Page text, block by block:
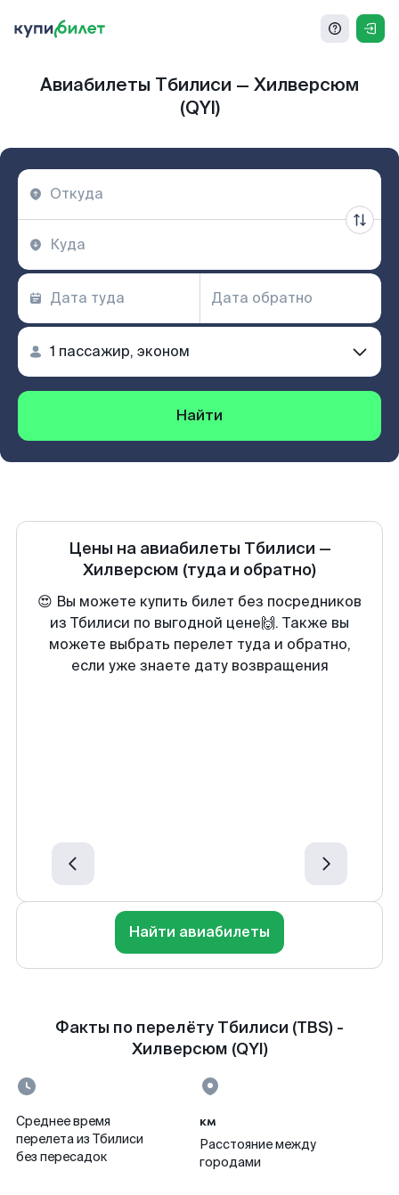
Авиабилеты Тбилиси — Хилверсюм
(QYI)
Найти
Цены на авиабилеты Тбилиси —
Хилверсюм (туда и обратно)
😍 Вы можете купить билет без посредников
из Тбилиси по выгодной цене🙌. Также вы
можете выбрать перелет туда и обратно,
если уже знаете дату возвращения
Найти авиабилеты
Факты по перелёту Тбилиси (TBS) -
Хилверсюм (QYI)
Среднее время
перелета из Тбилиси
без пересадок
км
Расстояние между
городами